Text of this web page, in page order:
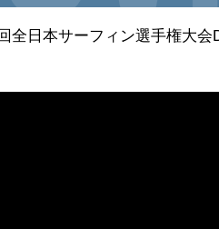
全日本サーフィン選手権大会